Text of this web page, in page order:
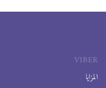
VIBER
المزايا